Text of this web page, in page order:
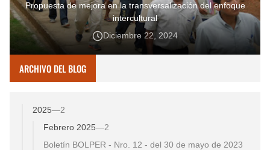
Propuesta de mejora en la transversalización del enfoque
intercultural
Diciembre 22, 2024
ARCHIVO DEL BLOG
2025—2
Febrero 2025—2
Boletín BOLPER - Nro. 12 - del 30 de mayo de 2023